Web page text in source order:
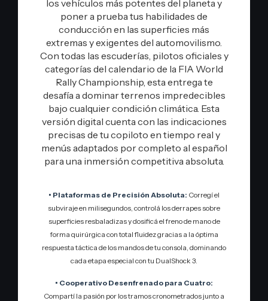
los vehículos más potentes del planeta y
poner a prueba tus habilidades de
conducción en las superficies más
extremas y exigentes del automovilismo.
Con todas las escuderías, pilotos oficiales y
categorías del calendario de la FIA World
Rally Championship, esta entrega te
desafía a dominar terrenos impredecibles
bajo cualquier condición climática. Esta
versión digital cuenta con las indicaciones
precisas de tu copiloto en tiempo real y
menús adaptados por completo al español
para una inmersión competitiva absoluta.
• Plataformas de Precisión Absoluta: Corregí el
subviraje en milisegundos, controlá los derrapes sobre
superficies resbaladizas y dosificá el freno de mano de
forma quirúrgica con total fluidez gracias a la óptima
respuesta táctica de los mandos de tu consola, dominando
cada etapa especial con tu DualShock 3.
• Cooperativo Desenfrenado para Cuatro:
Compartí la pasión por los tramos cronometrados junto a